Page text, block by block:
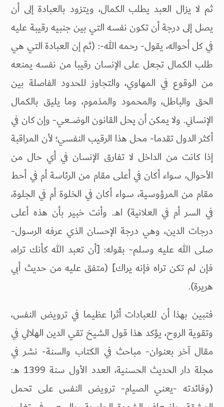
ثم لا يزال العبد يطلب الكمال، ويتزود بالعبادة إلى أن
يصل إلى درجة أن تكون نفسه التي بين جنبيه رقيبة عليه
في كل أحواله، يقول- رحمه الله-: (ثم إن العبادة التي هي
طلب الكمال تجعل على الإنسان رقيبا من نفسه يمنعه
من الوقوع في المهاوي، والتجاوز للحدود الفاصلة بين
الحق والباطل، والمحمود والمذموم، وما يليق بالكمال
الإنساني. ولا يمكن أن يحل القانون الوضـــعي- وإن كان في
أكثر الدول تقدما- محل هذا الرقيب النفسي؛ لأن المراقبة
إذا كانت من الداخل لا تفارق الإنسان في أي حال من
الأحوال، سواء أكان في أعلى مقام من الرئاسة أم في أحط
مقام من المرؤوسية، سواء أكان في الخلوة أم في الجلوة،
في السر أم في العلانية) اهـ. وأنت خبير بأن هذه أعلى
درجات الدين، وهي درجة الإحسان الذي عرفه الرسول-
صلى الله عليه وسلم- بقوله: [أن تعبد الله كأنك تراه،
فإن لم تكن تراه فإنه يراك] (متفق عليه من حديث أبي
هريرة).
فتبين بهذا أن للعبادات أثرا عظيما في ترويض النفس،
وتقوية الروح، يؤكد هذا قول الشيخ تقي الدين الهلالي في
مقال آخر بعنوان- مباحث في الكتاب والسنة- نشر في
مجلة دار الحديث الحسنية، العدد الأول سنة 1399 هـ:
(وفائدته -يعني الصيام- ترويض النفس على تحمل